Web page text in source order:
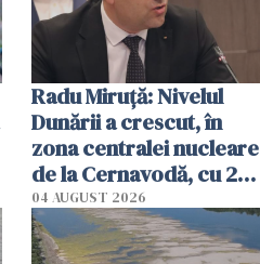
Radu Miruţă: Nivelul
Dunării a crescut, în
zona centralei nucleare
de la Cernavodă, cu 2
cm faţă de ziua trecută
04 AUGUST 2026